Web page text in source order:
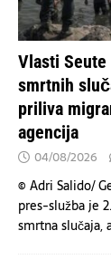
Vlasti
smrtnih
priliva
agencija
04/08/2026
© Adri Salido/
pres-služba je
smrtna slučaja,